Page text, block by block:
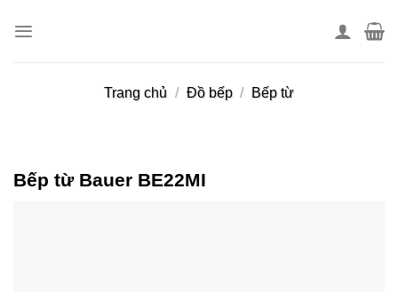
Trang chủ / Đồ bếp / Bếp từ
Bếp từ Bauer BE22MI